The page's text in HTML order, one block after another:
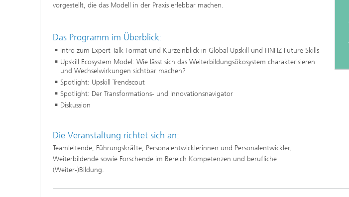
vorgestellt, die das Modell in der Praxis erlebbar machen.
​Das Programm im Überblick:
​Intro zum Expert Talk Format und Kurzeinblick in Global Upskill und HNFIZ Future Skills
​Upskill Ecosystem Model: Wie lässt sich das Weiterbildungsökosystem charakterisieren
und Wechselwirkungen sichtbar machen?
​Spotlight: Upskill Trendscout
​Spotlight: Der Transformations- und Innovationsnavigator
​Diskussion
​​​Die Veranstaltung richtet sich an:​
​Teamleitende, Führungskräfte, Personalentwicklerinnen und Personalentwickler,
Weiterbildende sowie Forschende im Bereich Kompetenzen und berufliche
(Weiter-)Bildung.​​